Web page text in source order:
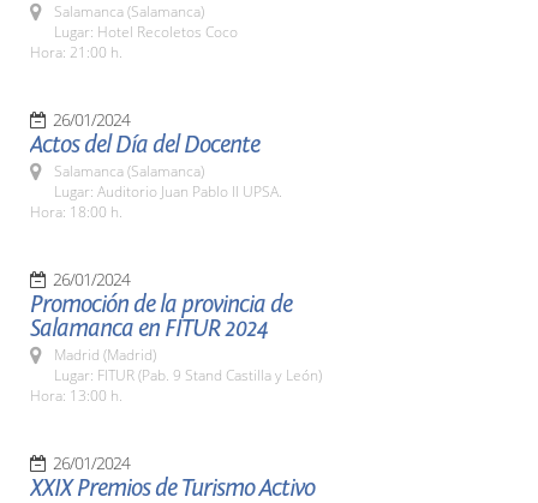
Salamanca (Salamanca)
Lugar: Hotel Recoletos Coco
Hora: 21:00 h.
26/01/2024
Actos del Día del Docente
Salamanca (Salamanca)
Lugar: Auditorio Juan Pablo II UPSA.
Hora: 18:00 h.
26/01/2024
Promoción de la provincia de
Salamanca en FITUR 2024
Madrid (Madrid)
Lugar: FITUR (Pab. 9 Stand Castilla y León)
Hora: 13:00 h.
26/01/2024
XXIX Premios de Turismo Activo